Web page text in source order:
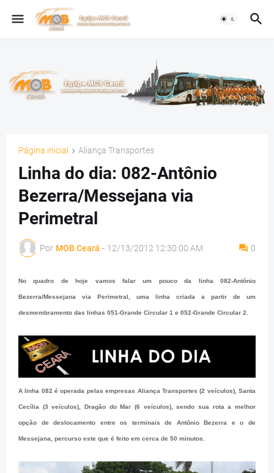
Página inicial Aliança Transportes
Linha do dia: 082-Antônio
Bezerra/Messejana via
Perimetral
Por MOB Ceará - 12/13/2012 12:30:00 AM 0
No quadro de hoje vamos falar um pouco da linha 082-Antônio
Bezerra/Messejana via Perimetral, uma linha criada a partir de um
desmembramento das linhas 051-Grande Circular 1 e 052-Grande Circular 2.
A linha 082 é operada pelas empresas Aliança Transportes (2 veículos), Santa
Cecília (3 veículos), Dragão do Mar (6 veículos), sendo sua rota a melhor
opção de deslocamento entre os terminais de Antônio Bezerra e o de
Messejana, percurso este que é feito em cerca de 50 minutos.